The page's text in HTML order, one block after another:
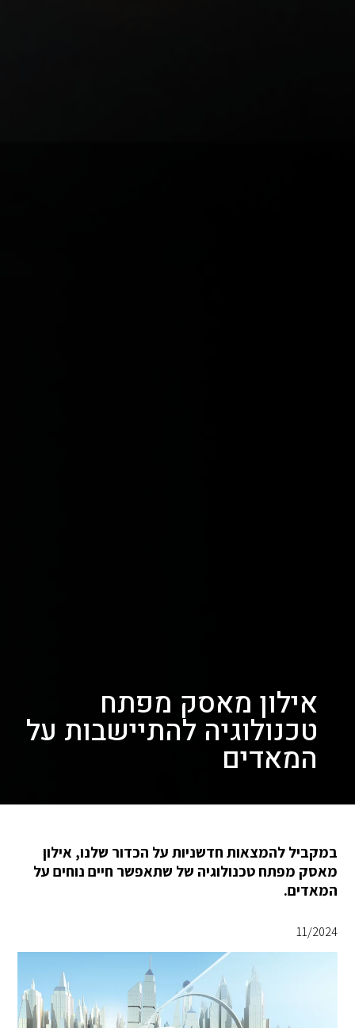
אילון מאסק מפתח
טכנולוגיה להתיישבות על
המאדים
במקביל להמצאות חדשניות על הכדור שלנו, אילון
מאסק מפתח טכנולוגיה של שתאפשר חיים נוחים על
המאדים.
11/2024